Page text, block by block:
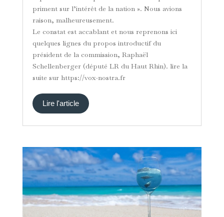
priment sur l’intérêt de la nation ». Nous avions
raison, malheureusement.
Le constat est accablant et nous reprenons ici
quelques lignes du propos introductif du
président de la commission, Raphaël
Schellenberger (député LR du Haut Rhin). lire la
suite sur https://vox-nostra.fr
Lire l'article